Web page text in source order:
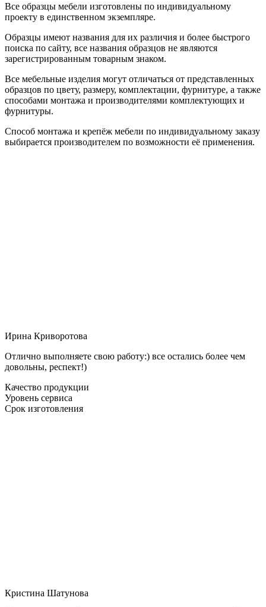
Все образцы мебели изготовлены по индивидуальному
проекту в единственном экземпляре.
Образцы имеют названия для их различия и более быстрого
поиска по сайту, все названия образцов не являются
зарегистрированным товарным знаком.
Все мебельные изделия могут отличаться от представленных
образцов по цвету, размеру, комплектации, фурнитуре, а также
способами монтажа и производителями комплектующих и
фурнитуры.
Способ монтажа и крепёж мебели по индивидуальному заказу
выбирается производителем по возможности её применения.
Ирина Криворотова
Отлично выполняете свою работу:) все остались более чем
довольны, респект!)
Качество продукции
Уровень сервиса
Срок изготовления
Кристина Шатунова